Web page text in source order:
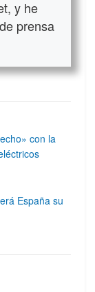
y he
prensa
con la
España su